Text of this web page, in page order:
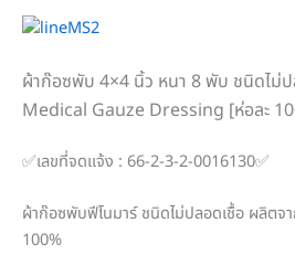
ผ้าก๊อซพับ 4×4 นิ้ว หนา 8 พับ ชนิดไม่
Medical Gauze Dressing [ห่อละ
✅เลขที่จดแจ้ง : 66-2-3-2-0016130✅
ผ้าก๊อซพับฟีโนมาร์ ชนิดไม่ปลอดเชื้อ ผลิตจ
100%